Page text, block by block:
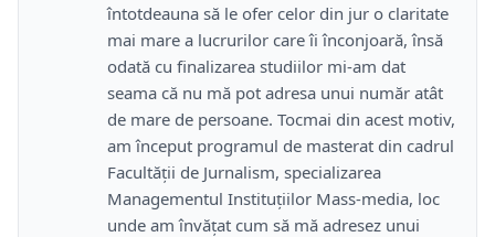
întotdeauna să le ofer celor din jur o claritate
mai mare a lucrurilor care îi înconjoară, însă
odată cu finalizarea studiilor mi-am dat
seama că nu mă pot adresa unui număr atât
de mare de persoane. Tocmai din acest motiv,
am început programul de masterat din cadrul
Facultății de Jurnalism, specializarea
Managementul Instituțiilor Mass-media, loc
unde am învățat cum să mă adresez unui